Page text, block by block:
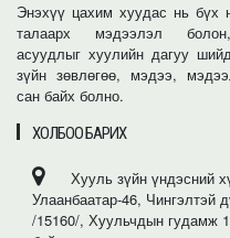
Энэхүү цахим хуудас нь бүх
талаарх мэдээлэл
асуудлыг хуулийн дагуу
зүйн зөвлөгөө, мэдээ,
сан байх болно.
ХОЛБОО БАРИХ
Хууль зүйн үндэсний
Улаанбаатар-46, Чингэлтэй
/15160/, Хуульчдын гудамж